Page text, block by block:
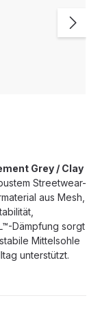
Grey / Clay
Streetwear-
aus Mesh,
Dämpfung sorgt
Mittelsohle
unterstützt.